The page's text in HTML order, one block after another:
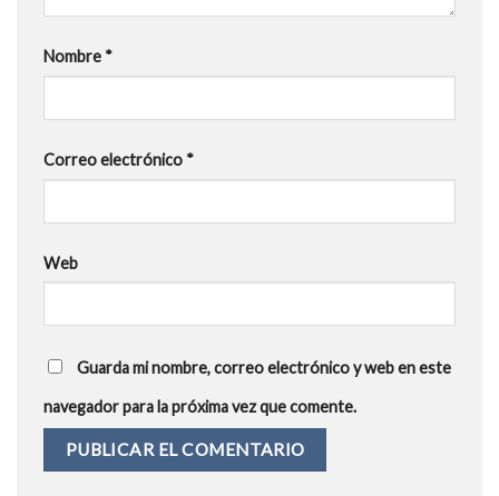
Nombre *
Correo electrónico *
Web
Guarda mi nombre, correo electrónico y web en este
navegador para la próxima vez que comente.